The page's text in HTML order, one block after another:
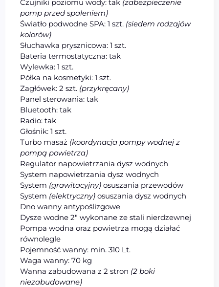
Czujniki poziomu wody: tak (zabezpieczenie
pomp przed spaleniem)
Światło podwodne SPA: 1 szt. (siedem rodzajów
kolorów)
Słuchawka prysznicowa: 1 szt.
Bateria termostatyczna: tak
Wylewka: 1 szt.
Półka na kosmetyki: 1 szt.
Zagłówek: 2 szt. (przykręcany)
Panel sterowania: tak
Bluetooth: tak
Radio: tak
Głośnik: 1 szt.
Turbo masaż (koordynacja pompy wodnej z
pompą powietrza)
Regulator napowietrzania dysz wodnych
System napowietrzania dysz wodnych
System (grawitacyjny) osuszania przewodów
System (elektryczny) osuszania dysz wodnych
Dno wanny antypoślizgowe
Dysze wodne 2″ wykonane ze stali nierdzewnej
Pompa wodna oraz powietrza mogą działać
równolegle
Pojemność wanny: min. 310 Lt.
Waga wanny: 70 kg
Wanna zabudowana z 2 stron (2 boki
niezabudowane)